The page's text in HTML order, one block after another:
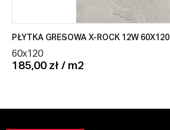
PŁYTKA GRESOWA X-ROCK 12W 60X120
60x120
185,00 zł / m2